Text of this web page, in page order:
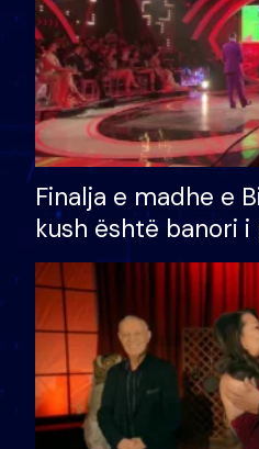
Finalja e madhe e
kush është banori
shtëpinë dhe
të fituar çmimin e